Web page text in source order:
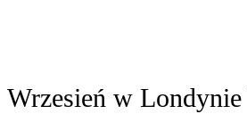
Wrzesień w Londynie